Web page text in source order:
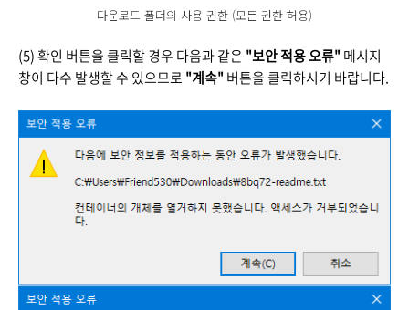
다운로드 폴더의 사용 권한 (모든 권한 허용)
(5) 확인 버튼을 클릭할 경우 다음과 같은 "보안 적용 오류" 메시지
창이 다수 발생할 수 있으므로 "계속" 버튼을 클릭하시기 바랍니다.